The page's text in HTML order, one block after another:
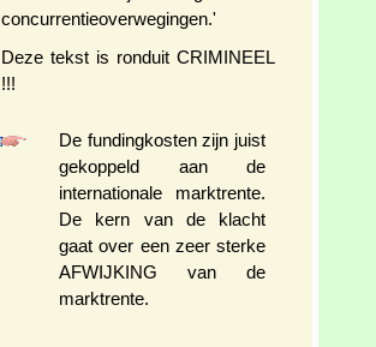
concurrentieoverwegingen.'
Deze tekst is ronduit CRIMINEEL
!!!
De fundingkosten zijn juist
gekoppeld aan de
internationale marktrente.
De kern van de klacht
gaat over een zeer sterke
AFWIJKING van de
marktrente.